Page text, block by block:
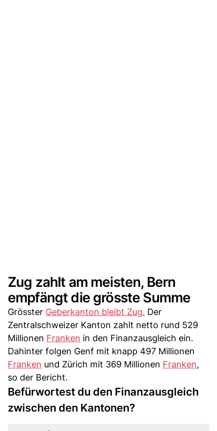
Zug zahlt am meisten, Bern
empfängt die grösste Summe
Grösster Geberkanton bleibt Zug. Der
Zentralschweizer Kanton zahlt netto rund 529
Millionen Franken in den Finanzausgleich ein.
Dahinter folgen Genf mit knapp 497 Millionen
Franken und Zürich mit 369 Millionen Franken,
so der Bericht.
Befürwortest du den Finanzausgleich
zwischen den Kantonen?